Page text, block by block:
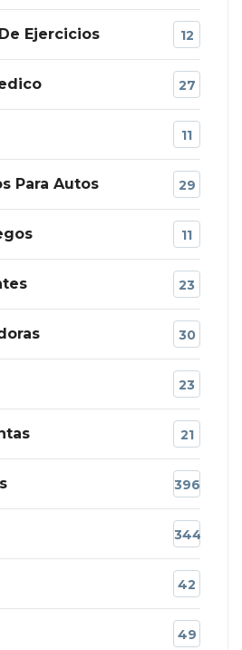
Ejercicios 12
27
11
Para Autos 29
11
23
30
23
21
396
344
42
49